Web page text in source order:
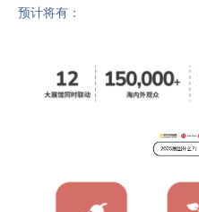
预计将有：